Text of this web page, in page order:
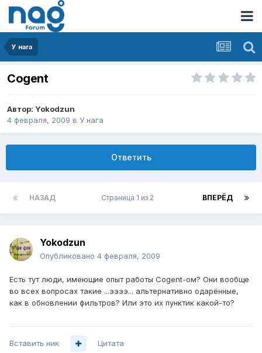
У нага
Cogent
Автор: Yokodzun
4 февраля, 2009 в У нага
Ответить
НАЗАД ВПЕРЁД
Страница 1 из 2
Yokodzun
Опубликовано 4 февраля, 2009
Есть тут люди, имеющие опыт работы Cogent-ом? Они вообще
во всех вопросах такие ...ээээ... альтернативно одарённые,
как в обновлении фильтров? Или это их пунктик какой-то?
Вставить ник Цитата